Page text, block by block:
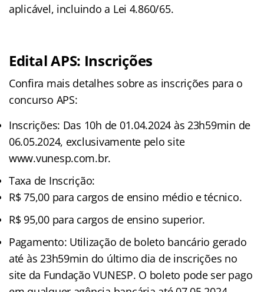
aplicável, incluindo a Lei 4.860/65.
Edital APS: Inscrições
Confira mais detalhes sobre as inscrições para o
concurso APS:
Inscrições: Das 10h de 01.04.2024 às 23h59min de
06.05.2024, exclusivamente pelo site
www.vunesp.com.br.
Taxa de Inscrição:
R$ 75,00 para cargos de ensino médio e técnico.
R$ 95,00 para cargos de ensino superior.
Pagamento: Utilização de boleto bancário gerado
até às 23h59min do último dia de inscrições no
site da Fundação VUNESP. O boleto pode ser pago